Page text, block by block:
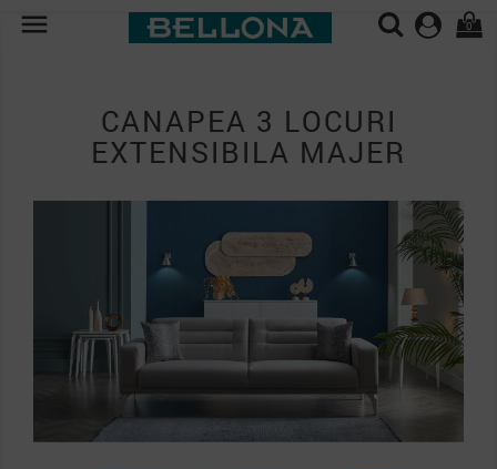
 0
CANAPEA 3 LOCURI
EXTENSIBILA MAJER